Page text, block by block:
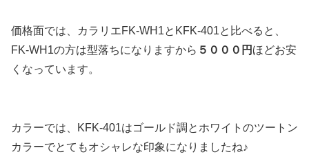
価格面では、カラリエFK-WH1とKFK-401と比べると、
FK-WH1の方は型落ちになりますから ５０００円 ほどお安
くなっています。
カラーでは、KFK-401はゴールド調とホワイトのツートン
カラーでとてもオシャレな印象になりましたね♪